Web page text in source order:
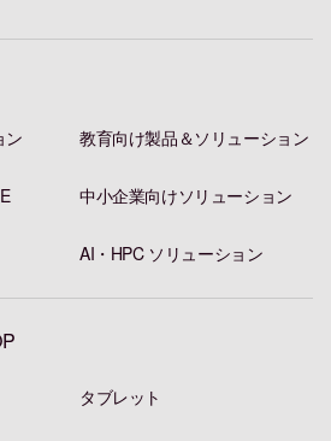
ン 教育向け製品＆ソリューション
中小企業向けソリューション
AI・HPC ソリューション
タブレット